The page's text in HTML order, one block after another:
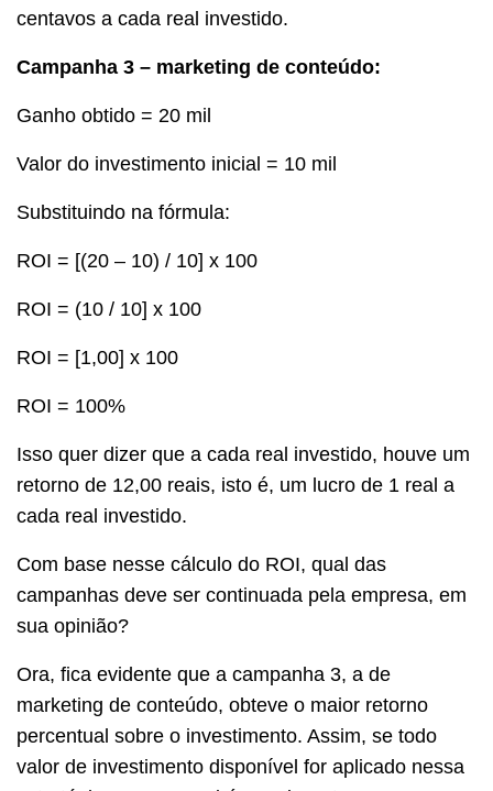
centavos a cada real investido.
Campanha 3 – marketing de conteúdo:
Ganho obtido = 20 mil
Valor do investimento inicial = 10 mil
Substituindo na fórmula:
ROI = [(20 – 10) / 10] x 100
ROI = (10 / 10] x 100
ROI = [1,00] x 100
ROI = 100%
Isso quer dizer que a cada real investido, houve um
retorno de 12,00 reais, isto é, um lucro de 1 real a
cada real investido.
Com base nesse cálculo do ROI, qual das
campanhas deve ser continuada pela empresa, em
sua opinião?
Ora, fica evidente que a campanha 3, a de
marketing de conteúdo, obteve o maior retorno
percentual sobre o investimento. Assim, se todo
valor de investimento disponível for aplicado nessa